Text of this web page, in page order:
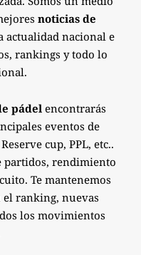
noticias de
actualidad nacional e
rankings y todo lo
pádel encontrarás
eventos de
cup, PPL, etc..
partidos, rendimiento
Te mantenemos
ranking, nuevas
los movimientos